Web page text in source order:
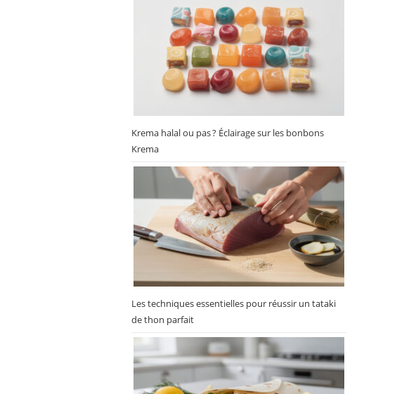
Krema halal ou pas ? Éclairage sur les bonbons
Krema
Les techniques essentielles pour réussir un tataki
de thon parfait